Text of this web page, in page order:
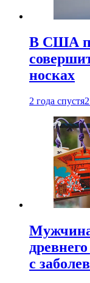
В США
носках
2 года спустя
Мужчина
с